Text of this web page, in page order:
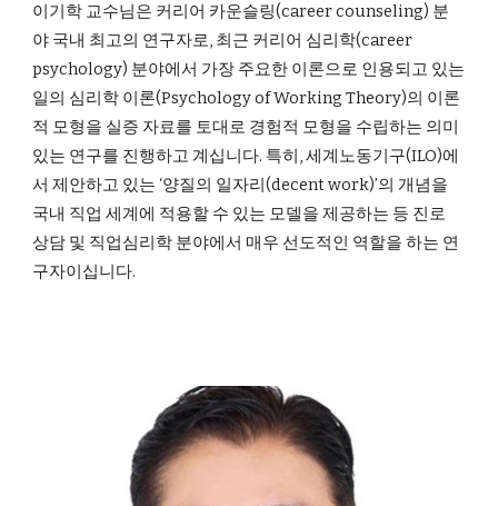
이기학 교수님은 커리어 카운슬링(career counseling) 분
야 국내 최고의 연구자로, 최근 커리어 심리학(career
psychology) 분야에서 가장 주요한 이론으로 인용되고 있는
일의 심리학 이론(Psychology of Working Theory)의 이론
적 모형을 실증 자료를 토대로 경험적 모형을 수립하는 의미
있는 연구를 진행하고 계십니다. 특히, 세계노동기구(ILO)에
서 제안하고 있는 ‘양질의 일자리(decent work)’의 개념을
국내 직업 세계에 적용할 수 있는 모델을 제공하는 등 진로
상담 및 직업심리학 분야에서 매우 선도적인 역할을 하는 연
구자이십니다.